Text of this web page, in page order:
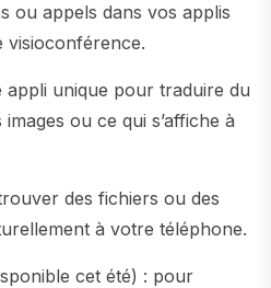
ou appels dans vos applis
visioconférence.
appli unique pour traduire du
ou ce qui s’affiche à
des fichiers ou des
à votre téléphone.
cet été) : pour